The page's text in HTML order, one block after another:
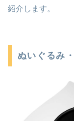
紹介します。
ぬいぐるみ